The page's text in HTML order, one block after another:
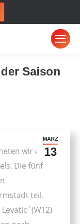
Saison
MÄRZ
13
wir die
Die fünf
teil.